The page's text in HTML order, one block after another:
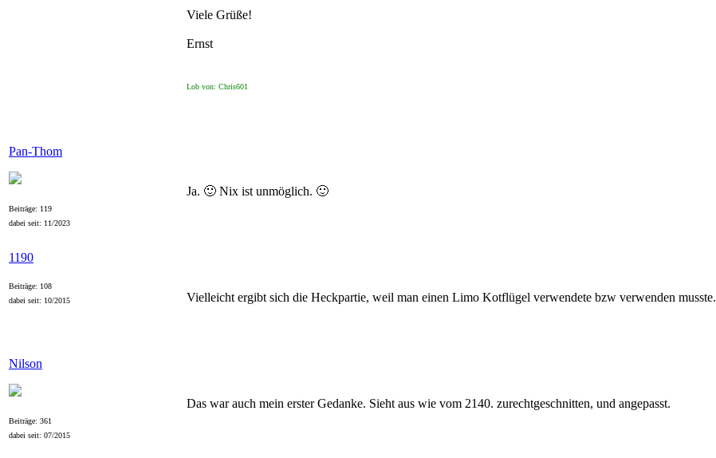
Viele Grüße!
Ernst
Lob von: Chris601
Pan-Thom
Beiträge: 119
dabei seit: 11/2023
Ja. 🙂 Nix ist unmöglich. 🙂
1190
Beiträge: 108
dabei seit: 10/2015
Vielleicht ergibt sich die Heckpartie, weil man einen Limo Kotflügel verwendete bzw verwenden musste.
Nilson
Beiträge: 361
dabei seit: 07/2015
Das war auch mein erster Gedanke. Sieht aus wie vom 2140. zurechtgeschnitten, und angepasst.